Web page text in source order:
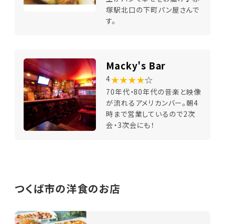
塚駅北口の下町パン屋さんで
す。
Macky's Bar
4★★★★☆
70年代・80年代の音楽と映像
が流れるアメリカンバー。朝4
時まで営業しているので2次
会・3次会にも！
つくば市の洋食のお店